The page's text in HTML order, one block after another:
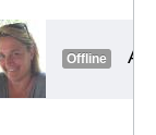
Offline